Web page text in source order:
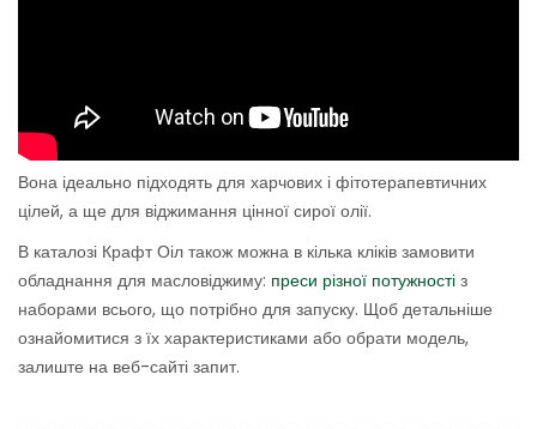
Вона ідеально підходять для харчових і фітотерапевтичних
цілей, а ще для віджимання цінної сирої олії.
В каталозі Крафт Оіл також можна в кілька кліків замовити
обладнання для масловіджиму: преси різної потужності з
наборами всього, що потрібно для запуску. Щоб детальніше
ознайомитися з їх характеристиками або обрати модель,
залиште на веб-сайті запит.